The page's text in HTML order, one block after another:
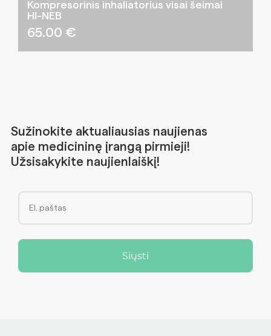
Kompresorinis inhaliatorius visai šeimai
HI-NEB
65.00 €
Sužinokite aktualiausias naujienas
apie medicininę įrangą pirmieji!
Užsisakykite naujienlaiškį!
Siųsti